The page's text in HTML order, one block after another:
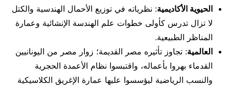
الحيوية الأكاديمية: نظرياته في توزيع الأحمال الهندسية والكتل
لا تزال تدرس كأولى خطوات علم الهندسة الإنشائية وعمارة
المناظر الطبيعية.
العالمية: تجاوز تأثيره مصر القديمة؛ زوار مصر من اليونانيين
القدماء بهروا بأعماله، واقتبسوا نظام الأعمدة الحجرية
والنسب الرياضية ليؤسسوا عليها عمارة الإغريق الكلاسيكية